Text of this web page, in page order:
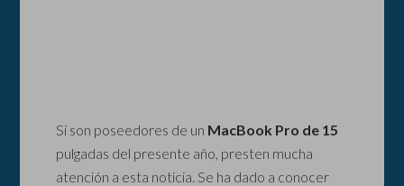
Si son poseedores de un MacBook Pro de 15
pulgadas del presente año, presten mucha
atención a esta noticia. Se ha dado a conocer